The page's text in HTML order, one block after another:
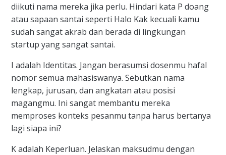
diikuti nama mereka jika perlu. Hindari kata P doang
atau sapaan santai seperti Halo Kak kecuali kamu
sudah sangat akrab dan berada di lingkungan
startup yang sangat santai.
I adalah Identitas. Jangan berasumsi dosenmu hafal
nomor semua mahasiswanya. Sebutkan nama
lengkap, jurusan, dan angkatan atau posisi
magangmu. Ini sangat membantu mereka
memproses konteks pesanmu tanpa harus bertanya
lagi siapa ini?
K adalah Keperluan. Jelaskan maksudmu dengan